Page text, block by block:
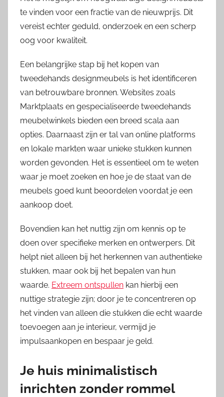
te vinden voor een fractie van de nieuwprijs. Dit
vereist echter geduld, onderzoek en een scherp
oog voor kwaliteit.
Een belangrijke stap bij het kopen van
tweedehands designmeubels is het identificeren
van betrouwbare bronnen. Websites zoals
Marktplaats en gespecialiseerde tweedehands
meubelwinkels bieden een breed scala aan
opties. Daarnaast zijn er tal van online platforms
en lokale markten waar unieke stukken kunnen
worden gevonden. Het is essentieel om te weten
waar je moet zoeken en hoe je de staat van de
meubels goed kunt beoordelen voordat je een
aankoop doet.
Bovendien kan het nuttig zijn om kennis op te
doen over specifieke merken en ontwerpers. Dit
helpt niet alleen bij het herkennen van authentieke
stukken, maar ook bij het bepalen van hun
waarde. Extreem ontspullen kan hierbij een
nuttige strategie zijn; door je te concentreren op
het vinden van alleen die stukken die echt waarde
toevoegen aan je interieur, vermijd je
impulsaankopen en bespaar je geld.
Je huis minimalistisch
inrichten zonder rommel